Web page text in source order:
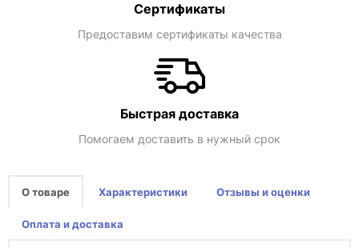
Сертификаты
Предоставим сертификаты качества
Быстрая доставка
Помогаем доставить в нужный срок
О товаре Характеристики Отзывы и оценки
Оплата и доставка